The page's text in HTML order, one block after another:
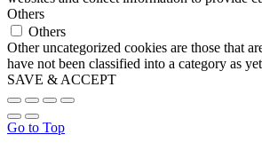
Others
Others
Other uncategorized cookies are those that
have not been classified into a category as
SAVE & ACCEPT
Go to Top